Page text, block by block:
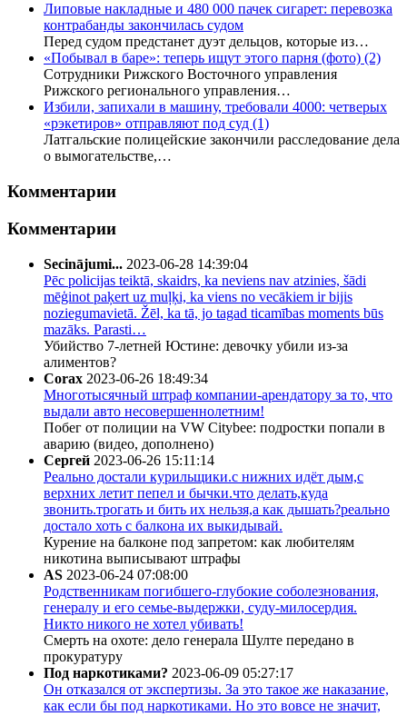
Липовые накладные и 480 000 пачек сигарет: перевозка
контрабанды закончилась судом
Перед судом предстанет дуэт дельцов, которые из…
«Побывал в баре»: теперь ищут этого парня (фото) (2)
Сотрудники Рижского Восточного управления
Рижского регионального управления…
Избили, запихали в машину, требовали 4000: четверых
«рэкетиров» отправляют под суд (1)
Латгальские полицейские закончили расследование дела
о вымогательстве,…
Комментарии
Комментарии
Secinājumi... 2023-06-28 14:39:04
Pēc policijas teiktā, skaidrs, ka neviens nav atzinies, šādi
mēģinot paķert uz muļķi, ka viens no vecākiem ir bijis
noziegumavietā. Žēl, ka tā, jo tagad ticamības moments būs
mazāks. Parasti…
Убийство 7-летней Юстине: девочку убили из-за
алиментов?
Corax 2023-06-26 18:49:34
Многотысячный штраф компании-арендатору за то, что
выдали авто несовершеннолетним!
Побег от полиции на VW Citybee: подростки попали в
аварию (видео, дополнено)
Сергей 2023-06-26 15:11:14
Реально достали курильщики.с нижних идёт дым,с
верхних летит пепел и бычки.что делать,куда
звонить.трогать и бить их нельзя,а как дышать?реально
достало хоть с балкона их выкидывай.
Курение на балконе под запретом: как любителям
никотина выписывают штрафы
AS 2023-06-24 07:08:00
Родственникам погибшего-глубокие соболезнования,
генералу и его семье-выдержки, суду-милосердия.
Никто никого не хотел убивать!
Смерть на охоте: дело генерала Шулте передано в
прокуратуру
Под наркотиками? 2023-06-09 05:27:17
Он отказался от экспертизы. За это такое же наказание,
как если бы под наркотиками. Но это вовсе не значит,